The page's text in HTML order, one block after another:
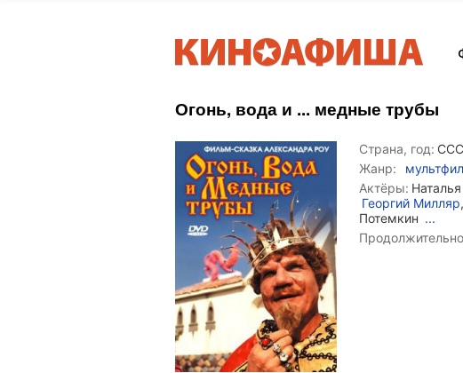
Огонь, вода и ... медные трубы
Страна, год:
Жанр:
Актёры:
Георгий Милляр
Потемкин ...